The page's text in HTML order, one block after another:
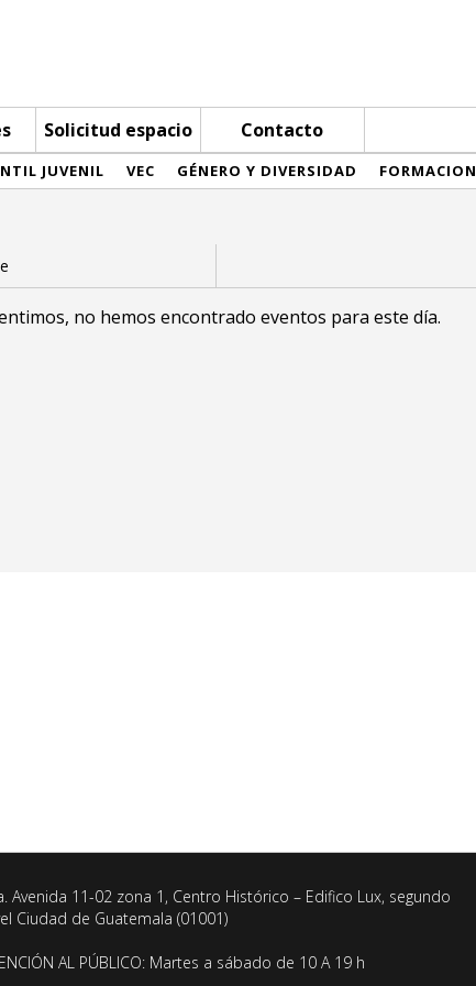
Solicitud espacio Contacto
JUVENIL VEC GÉNERO Y DIVERSIDAD FORMACION
no hemos encontrado eventos para este día.
Avenida 11-02 zona 1, Centro Histórico – Edifico Lux, segundo
Ciudad de Guatemala (01001)
AL PÚBLICO: Martes a sábado de 10 A 19 h